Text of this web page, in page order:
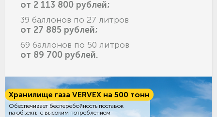
от 2 113 800 рублей;
39 баллонов по 27 литров
от 27 885 рублей;
69 баллонов по 50 литров
от 89 700 рублей.
Хранилище газа VERVEX на 500 тонн
Обеспечивает бесперебойность поставок
на объекты с высоким потреблением